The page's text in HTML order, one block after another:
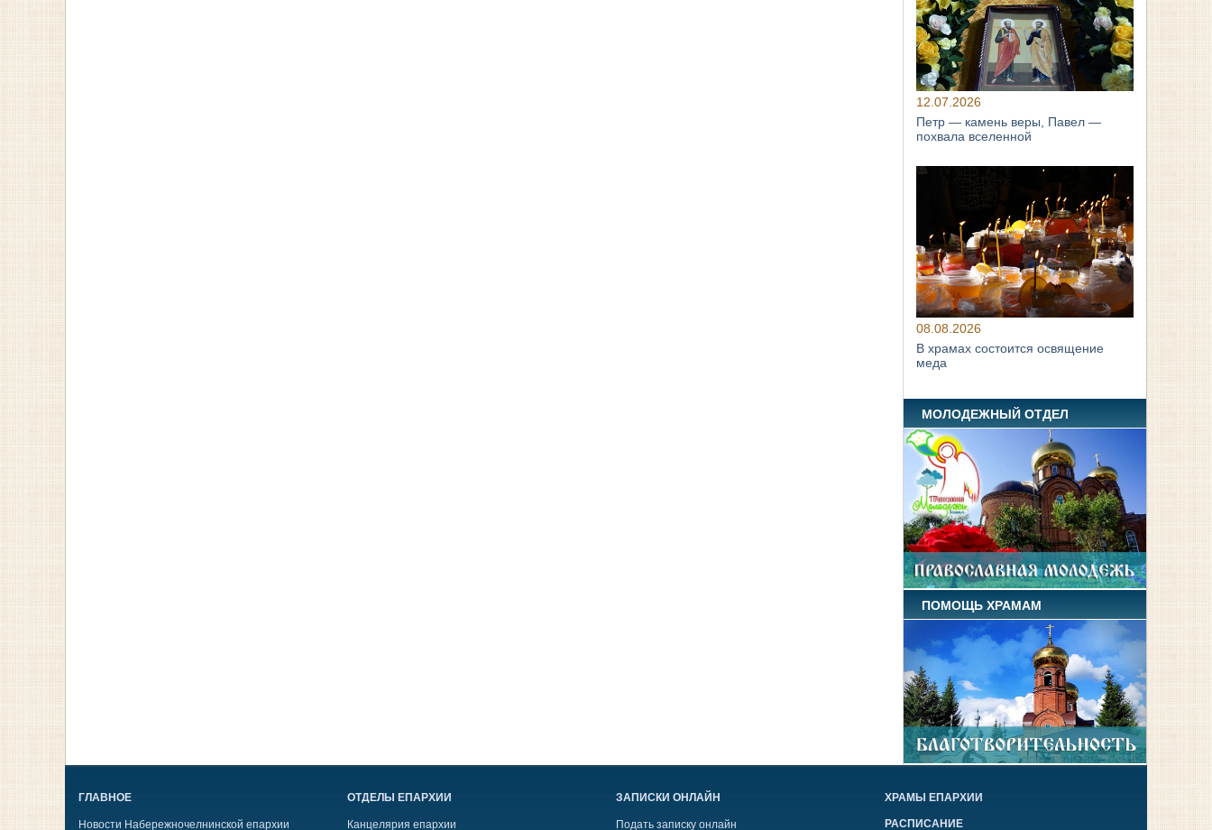
12.07.2026
Петр — камень веры, Павел —
похвала вселенной
08.08.2026
В храмах состоится освящение
меда
МОЛОДЕЖНЫЙ ОТДЕЛ
ПОМОЩЬ ХРАМАМ
ГЛАВНОЕ
Новости Набережночелнинской епархии
ОТДЕЛЫ ЕПАРХИИ
Канцелярия епархии
ЗАПИСКИ ОНЛАЙН
Подать записку онлайн
ХРАМЫ ЕПАРХИИ
РАСПИСАНИЕ